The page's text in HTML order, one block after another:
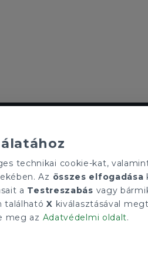
27421275-2-42 - 1068 Budapest,
technikai cookie-kat,
Az összes elfogadása
a Testreszabás vagy
találhatóX kiválasztásával
meg az Adatvédelmi oldalt.